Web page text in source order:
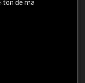
ton de ma